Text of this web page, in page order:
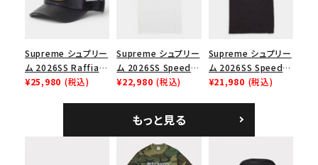
Supreme シュプリー
ム 2026SS Raffia
Mesh Back 5-Panel
¥25,980 (税込)
Supreme シュプリー
ム 2026SS Speed
Tee スピードTシャツ
¥22,980 (税込)
Supreme シュプリー
ム 2026SS Speed
Tee スピードTシャツ
¥21,980 (税込)
もっと見る